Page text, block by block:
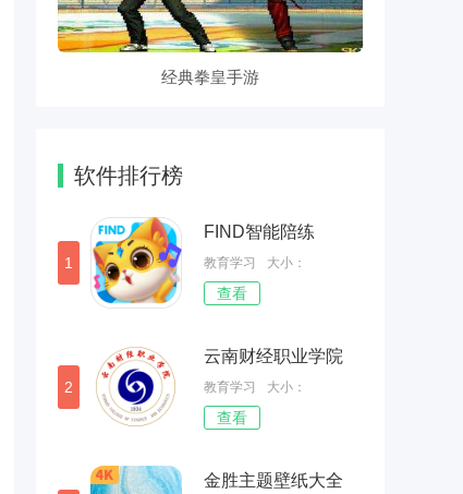
经典拳皇手游
软件排行榜
1
FIND智能陪练
教育学习
大小：
187.49MB
查看
2
云南财经职业学院
教育学习
大小：
45.33MB
查看
金胜主题壁纸大全